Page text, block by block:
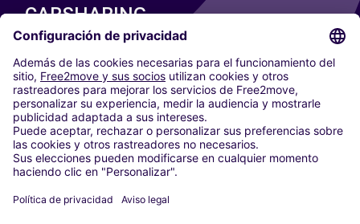
CARSHARING
NUESTRAS CIUDADES
Paris
Madrid
Washington DC
Milán
Roma
Turín
Viena
Berlín
Düsseldorf